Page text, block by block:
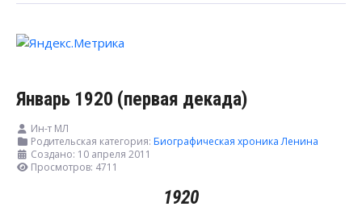
Январь 1920 (первая декада)
Ин-т МЛ
Родительская категория: Биографическая хроника Ленина
Создано: 10 апреля 2011
Просмотров: 4711
1920